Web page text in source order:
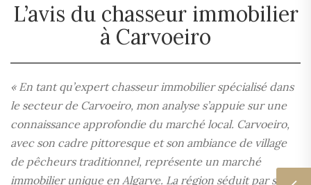
L’avis du chasseur immobilier
à Carvoeiro
« En tant qu’expert chasseur immobilier spécialisé dans
le secteur de Carvoeiro, mon analyse s’appuie sur une
connaissance approfondie du marché local. Carvoeiro,
avec son cadre pittoresque et son ambiance de village
de pêcheurs traditionnel, représente un marché
immobilier unique en Algarve. La région séduit par son